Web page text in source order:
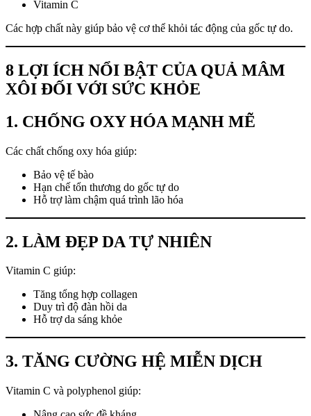
Vitamin C
Các hợp chất này giúp bảo vệ cơ thể khỏi tác động của gốc tự do.
8 LỢI ÍCH NỔI BẬT CỦA QUẢ MÂM
XÔI ĐỐI VỚI SỨC KHỎE
1. CHỐNG OXY HÓA MẠNH MẼ
Các chất chống oxy hóa giúp:
Bảo vệ tế bào
Hạn chế tổn thương do gốc tự do
Hỗ trợ làm chậm quá trình lão hóa
2. LÀM ĐẸP DA TỰ NHIÊN
Vitamin C giúp:
Tăng tổng hợp collagen
Duy trì độ đàn hồi da
Hỗ trợ da sáng khỏe
3. TĂNG CƯỜNG HỆ MIỄN DỊCH
Vitamin C và polyphenol giúp: